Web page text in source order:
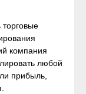
компания
любой
прибыль,